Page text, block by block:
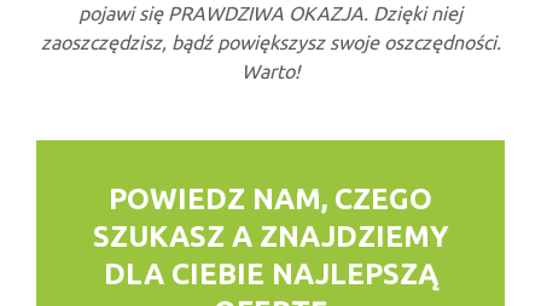
pojawi się PRAWDZIWA OKAZJA. Dzięki niej
zaoszczędzisz, bądź powiększysz swoje oszczędności.
Warto!
POWIEDZ NAM, CZEGO
SZUKASZ A ZNAJDZIEMY
DLA CIEBIE NAJLEPSZĄ